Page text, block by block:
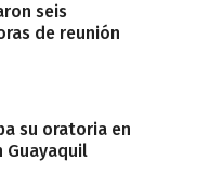
seis
de reunión
su oratoria en
Guayaquil